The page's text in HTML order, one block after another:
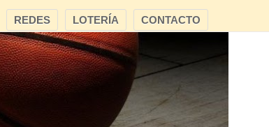
CONTACTO
LOTERÍA
REDES